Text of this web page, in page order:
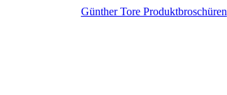
Günther Tore Produktbroschüren